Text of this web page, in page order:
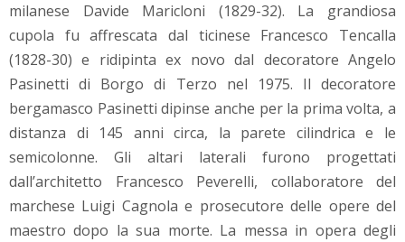
milanese Davide Maricloni (1829-32). La grandiosa
cupola fu affrescata dal ticinese Francesco Tencalla
(1828-30) e ridipinta ex novo dal decoratore Angelo
Pasinetti di Borgo di Terzo nel 1975. Il decoratore
bergamasco Pasinetti dipinse anche per la prima volta, a
distanza di 145 anni circa, la parete cilindrica e le
semicolonne. Gli altari laterali furono progettati
dall’architetto Francesco Peverelli, collaboratore del
marchese Luigi Cagnola e prosecutore delle opere del
maestro dopo la sua morte. La messa in opera degli